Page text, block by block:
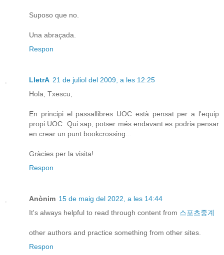
Suposo que no.
Una abraçada.
Respon
LletrA 21 de juliol del 2009, a les 12:25
Hola, Txescu,
En principi el passallibres UOC està pensat per a l'equip
propi UOC. Qui sap, potser més endavant es podria pensar
en crear un punt bookcrossing...
Gràcies per la visita!
Respon
Anònim 15 de maig del 2022, a les 14:44
It's always helpful to read through content from 스포츠중계
other authors and practice something from other sites.
Respon